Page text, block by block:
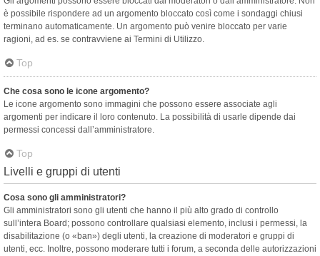
è possibile rispondere ad un argomento bloccato così come i sondaggi chiusi
terminano automaticamente. Un argomento può venire bloccato per varie
ragioni, ad es. se contravviene ai Termini di Utilizzo.
Top
Che cosa sono le icone argomento?
Le icone argomento sono immagini che possono essere associate agli
argomenti per indicare il loro contenuto. La possibilità di usarle dipende dai
permessi concessi dall’amministratore.
Top
Livelli e gruppi di utenti
Cosa sono gli amministratori?
Gli amministratori sono gli utenti che hanno il più alto grado di controllo
sull’intera Board; possono controllare qualsiasi elemento, inclusi i permessi, la
disabilitazione (o «ban») degli utenti, la creazione di moderatori e gruppi di
utenti, ecc. Inoltre, possono moderare tutti i forum, a seconda delle autorizzazioni